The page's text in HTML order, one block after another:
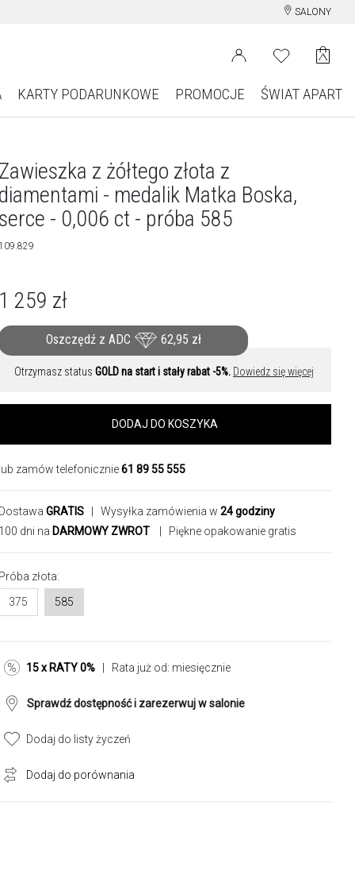
SALONY
KARTY PODARUNKOWE PROMOCJE ŚWIAT APART
Zawieszka z żółtego złota z
diamentami - medalik Matka Boska,
serce - 0,006 ct - próba 585
1 259 zł
Oszczędź z ADC 62,95 zł
Otrzymasz status GOLD na start i stały rabat -5%. Dowiedz się więcej
DODAJ DO KOSZYKA
lub zamów telefonicznie61 89 55 555
Dostawa GRATIS | Wysyłka zamówienia w 24 godziny
100 dni na DARMOWY ZWROT | Piękne opakowanie gratis
Próba złota:
375
585
15 x RATY 0% | Rata już od: miesięcznie
Sprawdź dostępność i zarezerwuj w salonie
Dodaj do listy życzeń
Dodaj do porównania